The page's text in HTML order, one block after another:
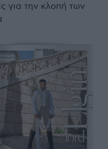
για την κλοπή των